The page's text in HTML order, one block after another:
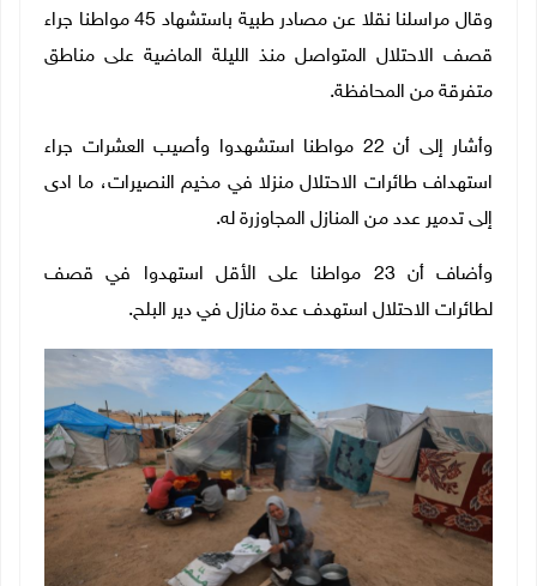
وقال مراسلنا نقلا عن مصادر طبية باستشهاد 45 مواطنا جراء
قصف الاحتلال المتواصل منذ الليلة الماضية على مناطق
متفرقة من المحافظة.
وأشار إلى أن 22 مواطنا استشهدوا وأصيب العشرات جراء
استهداف طائرات الاحتلال منزلا في مخيم النصيرات، ما ادى
إلى تدمير عدد من المنازل المجاوزرة له.
وأضاف أن 23 مواطنا على الأقل استهدوا في قصف
لطائرات الاحتلال استهدف عدة منازل في دير البلح.